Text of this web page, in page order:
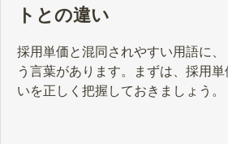
トとの違い
採用単価と混同されやすい用語に
う言葉があります。まずは、採用
いを正しく把握しておきましょう。